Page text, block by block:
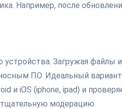
Например, после
устройства. Загружая файлы
ПО. Идеальный
и iOS (iphone, ipad) и
модерацию.